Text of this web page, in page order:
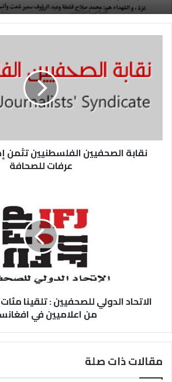
نقابة الصحفيين الفلسطنيين تثمن
عرفات للصحافة
الاتحاد الدولي للصحفيين : تلقينا
من اعلاميين في
مقالات ذات صلة